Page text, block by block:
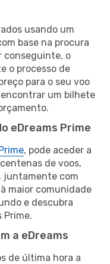
usando um
base na procura
conseguinte, o
o processo de
para o seu voo
encontrar um bilhete
eDreams Prime
, pode aceder a
de voos,
juntamente com
maior comunidade
e descubra
Prime.
a eDreams
de última hora a